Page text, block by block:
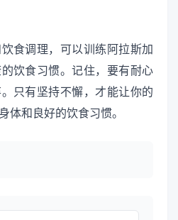
食调理，可以训练阿拉斯加
饮食习惯。记住，要有耐心
只有坚持不懈，才能让你的
体和良好的饮食习惯。